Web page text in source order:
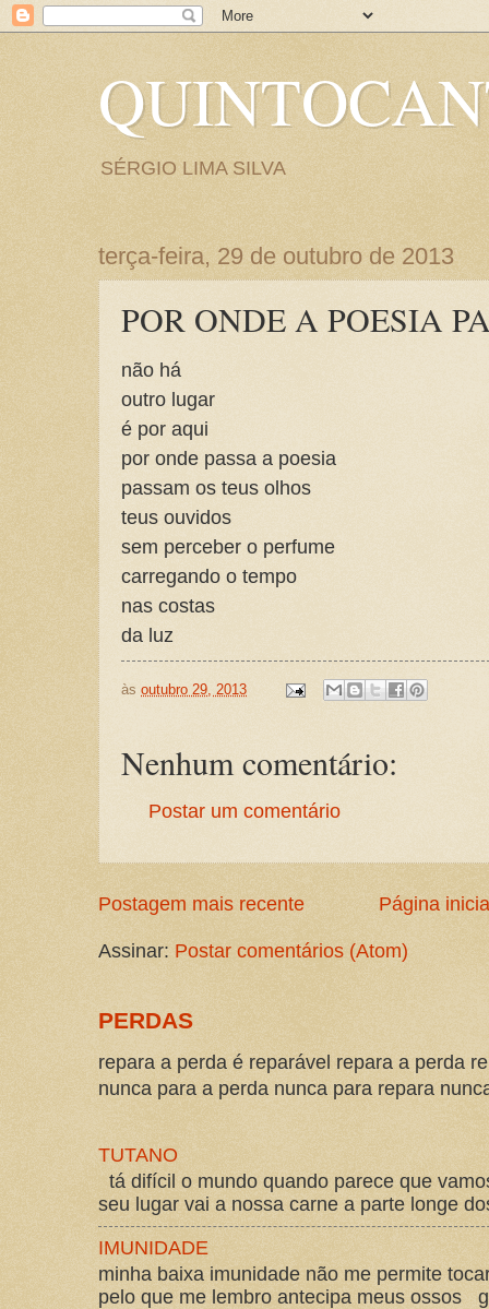
SÉRGIO LIMA SILVA
terça-feira, 29 de outubro de 2013
POR ONDE A POESIA
não há
outro lugar
é por aqui
por onde passa a poesia
passam os teus olhos
teus ouvidos
sem perceber o perfume
carregando o tempo
nas costas
da luz
às outubro 29, 2013
Nenhum comentário:
Postar um comentário
Postagem mais recente Página
Assinar: Postar comentários (Atom)
PERDAS
repara a perda é reparável repara a perda
nunca para a perda nunca para repara
TUTANO
tá difícil o mundo quando parece que
seu lugar vai a nossa carne a parte longe
IMUNIDADE
minha baixa imunidade não me permite
pelo que me lembro antecipa meus ossos